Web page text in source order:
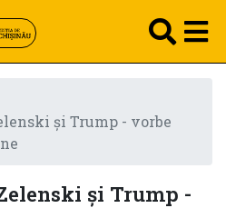
şi Trump - vorbe
şi Trump -